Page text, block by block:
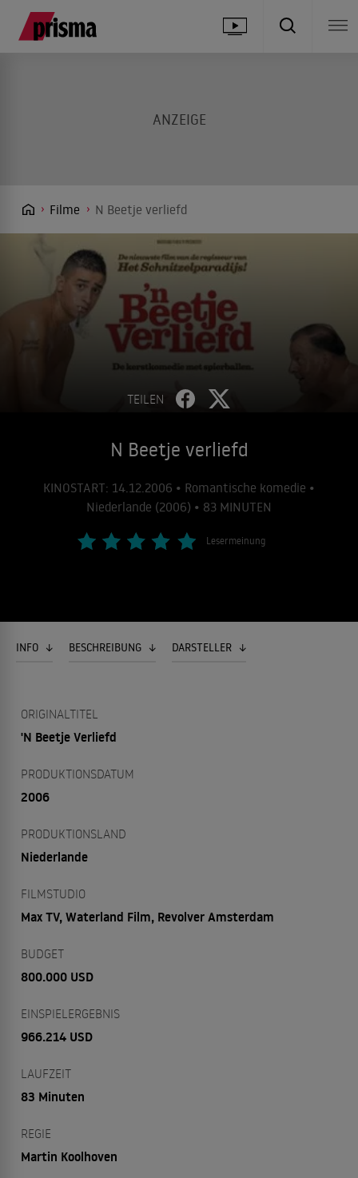
Filme N Beetje verliefd
TEILEN
N Beetje verliefd
KINOSTART: 14.12.2006 • Romantische komedie •
Niederlande (2006) • 83 MINUTEN
Lesermeinung
INFO BESCHREIBUNG DARSTELLER
ORIGINALTITEL
'N Beetje Verliefd
PRODUKTIONSDATUM
2006
PRODUKTIONSLAND
Niederlande
FILMSTUDIO
Max TV, Waterland Film, Revolver Amsterdam
BUDGET
800.000 USD
EINSPIELERGEBNIS
966.214 USD
LAUFZEIT
83 Minuten
REGIE
Martin Koolhoven